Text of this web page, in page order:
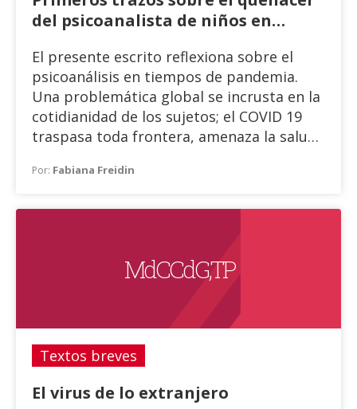
del psicoanalista de niños en
El presente escrito reflexiona sobre el
psicoanálisis en tiempos de pandemia.
Una problemática global se incrusta en la
cotidianidad de los sujetos; el COVID 19
traspasa toda frontera, amenaza la salud
un enorme número de aspectos, entre los
naciones, más allá de sus particularidades
Por: Fabiana Freidin
M d C C d G , T P
Textos breves
El virus de lo extranjero